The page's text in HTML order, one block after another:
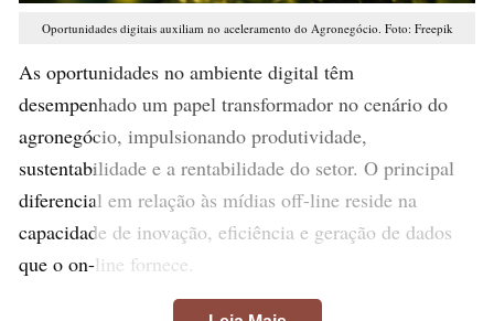
Oportunidades digitais auxiliam no aceleramento do Agronegócio. Foto: Freepik
As oportunidades no ambiente digital têm
desempenhado um papel transformador no cenário do
agronegócio, impulsionando produtividade,
sustentabilidade e a rentabilidade do setor. O principal
diferencial em relação às mídias off-line reside na
capacidade de inovação, eficiência e geração de dados
que o on-line fornece.